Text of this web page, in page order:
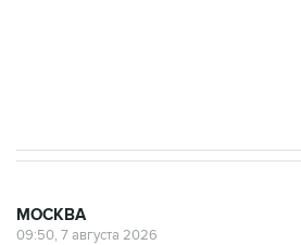
МОСКВА
09:50, 7 августа 2026